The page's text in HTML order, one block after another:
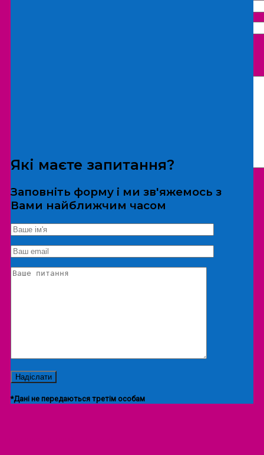
*Дані не передаються третім особам
Екскурсія/локація
Які маєте запитання?
Заповніть форму і ми зв'яжемось з
Вами найближчим часом
*Дані не передаються третім особам